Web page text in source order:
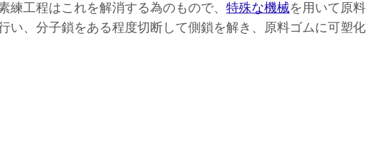
練工程はこれを解消する為のもので、 特殊な機械を用いて原料
い、分子鎖をある程度切断して側鎖を解き、原料ゴムに可塑化